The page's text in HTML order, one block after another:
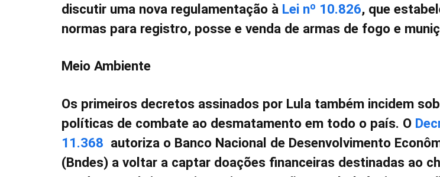
discutir uma nova regulamentação à Lei nº 10.826, que
normas para registro, posse e venda de armas de fogo e
Meio Ambiente
Os primeiros decretos assinados por Lula também incidem
políticas de combate ao desmatamento em todo o país. O
11.368 autoriza o Banco Nacional de Desenvolvimento
(Bndes) a voltar a captar doações financeiras destinadas ao